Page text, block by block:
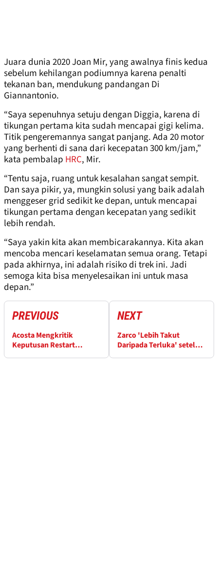
Juara dunia 2020 Joan Mir, yang awalnya finis kedua
sebelum kehilangan podiumnya karena penalti
tekanan ban, mendukung pandangan Di
Giannantonio.
“Saya sepenuhnya setuju dengan Diggia, karena di
tikungan pertama kita sudah mencapai gigi kelima.
Titik pengeremannya sangat panjang. Ada 20 motor
yang berhenti di sana dari kecepatan 300 km/jam,”
kata pembalap HRC, Mir.
“Tentu saja, ruang untuk kesalahan sangat sempit.
Dan saya pikir, ya, mungkin solusi yang baik adalah
menggeser grid sedikit ke depan, untuk mencapai
tikungan pertama dengan kecepatan yang sedikit
lebih rendah.
“Saya yakin kita akan membicarakannya. Kita akan
mencoba mencari keselamatan semua orang. Tetapi
pada akhirnya, ini adalah risiko di trek ini. Jadi
semoga kita bisa menyelesaikan ini untuk masa
depan.”
PREVIOUS
Acosta Mengkritik
Keputusan Restart
NEXT
Zarco 'Lebih Takut
Daripada Terluka' setelah